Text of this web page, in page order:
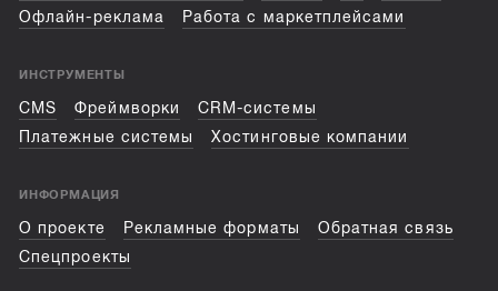
Офлайн-реклама
Работа с маркетплейсами
ИНСТРУМЕНТЫ
CMS Фреймворки
CRM-системы
Платежные системы
Хостинговые компании
ИНФОРМАЦИЯ
О проекте Рекламные форматы
Обратная связь
Спецпроекты